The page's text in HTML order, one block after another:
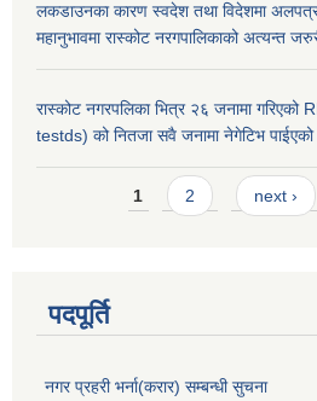
लकडाउनका कारण स्वदेश तथा विदेशमा अलपत्र
महानुभावमा रास्कोट नरगपालिकाको अत्यन्त
रास्कोट नगरपलिका भित्र २६ जनामा
testds) को नितजा सवै जनामा नेगेटिभ
Pages1 2 next ›
पदपूर्ति
नगर प्रहरी भर्ना(करार) सम्बन्धी सुचना